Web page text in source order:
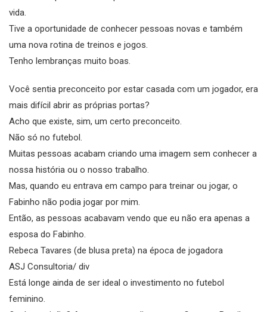
vida.
Tive a oportunidade de conhecer pessoas novas e também
uma nova rotina de treinos e jogos.
Tenho lembranças muito boas.
Você sentia preconceito por estar casada com um jogador, era
mais difícil abrir as próprias portas?
Acho que existe, sim, um certo preconceito.
Não só no futebol.
Muitas pessoas acabam criando uma imagem sem conhecer a
nossa história ou o nosso trabalho.
Mas, quando eu entrava em campo para treinar ou jogar, o
Fabinho não podia jogar por mim.
Então, as pessoas acabavam vendo que eu não era apenas a
esposa do Fabinho.
Rebeca Tavares (de blusa preta) na época de jogadora
ASJ Consultoria/ div
Está longe ainda de ser ideal o investimento no futebol
feminino.